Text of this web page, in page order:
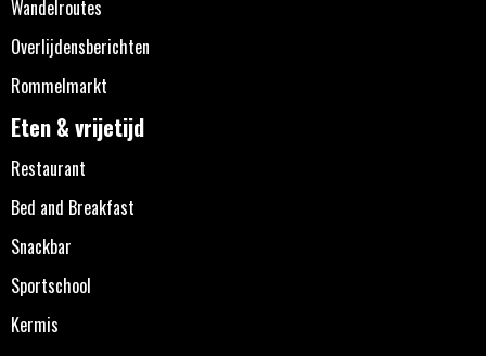
Wandelroutes
Overlijdensberichten
Rommelmarkt
Eten & vrijetijd
Restaurant
Bed and Breakfast
Snackbar
Sportschool
Kermis